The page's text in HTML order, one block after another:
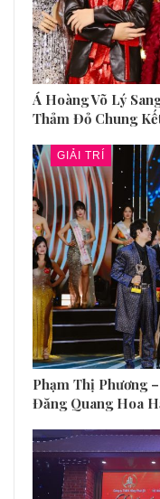
Á Hoàng Võ Lý
Thảm Đỏ Chung
GIẢI TRÍ
Phạm Thị Phương
Đăng Quang Hoa